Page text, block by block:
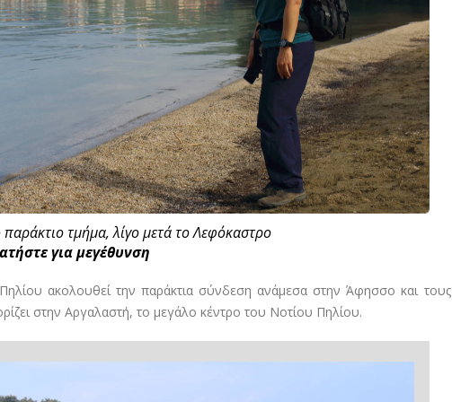
τμήμα, λίγο μετά το Λεφόκαστρο
για μεγέθυνση
ακολουθεί την παράκτια σύνδεση ανάμεσα στην Άφησσο και τους
στην Αργαλαστή, το μεγάλο κέντρο του Νοτίου Πηλίου.